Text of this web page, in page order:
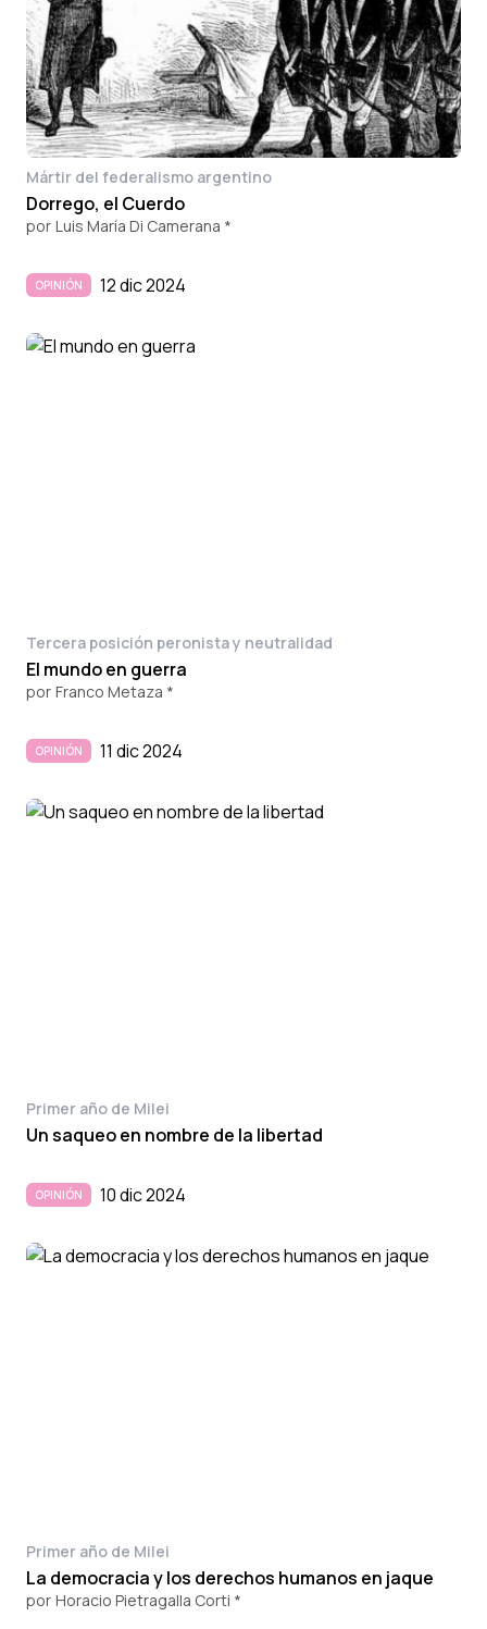
Mártir del federalismo argentino
Dorrego, el Cuerdo
por Luis María Di Camerana *
OPINIÓN 12 dic 2024
Tercera posición peronista y neutralidad
El mundo en guerra
por Franco Metaza *
OPINIÓN 11 dic 2024
Primer año de Milei
Un saqueo en nombre de la libertad
OPINIÓN 10 dic 2024
Primer año de Milei
La democracia y los derechos humanos en jaque
por Horacio Pietragalla Corti *